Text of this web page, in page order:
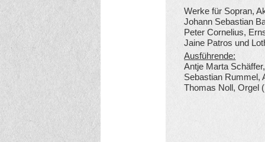
Werke für Sopran,
Johann Sebastian
Peter Cornelius,
Jaine Patros und
Ausführende:
Antje Marta
Sebastian Rummel,
Thomas Noll, Orgel